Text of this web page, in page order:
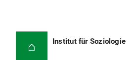
Institut für Soziologie